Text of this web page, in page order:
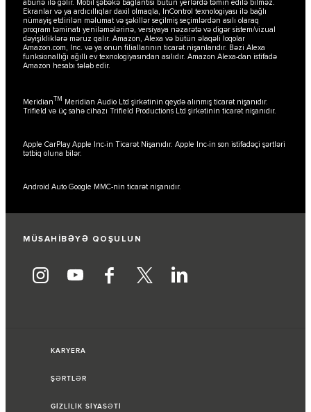
abunə ilə gəlir. Mobil şəbəkə bağlantısı bütün yerlərdə təmin edilə bilməz.
Ekranlar və ya ardıcıllıqlar daxil olmaqla, InControl texnologiyası ilə bağlı
nümayiş etdirilən məlumat və şəkillər seçilmiş seçimlərdən asılı olaraq
proqram təminatı yeniləmələrinə, versiyaya nəzarətə və digər sistem/vizual
dəyişikliklərə məruz qalır. Amazon, Alexa və bütün əlaqəli loqolar
Amazon.com, Inc. və ya onun filiallarının ticarət nişanlarıdır. Bəzi Alexa
funksionallığı ağıllı ev texnologiyasından asılıdır. Amazon Alexa-dan istifadə
Amazon hesabı tələb edir.
MeridianTM Meridian Audio Ltd şirkətinin qeydə alınmış ticarət nişanıdır.
Trifield və üç sahə cihazı Trifield Productions Ltd şirkətinin ticarət nişanıdır.
Apple CarPlay Apple Inc-in Ticarət Nişanıdır. Apple Inc-in son istifadəçi şərtləri
tətbiq oluna bilər.
Android Auto Google MMC-nin ticarət nişanıdır.
MÜSAHİBƏYƏ QOŞULUN
KARYERA
ŞƏRTLƏR
GİZLİLİK SİYASƏTİ